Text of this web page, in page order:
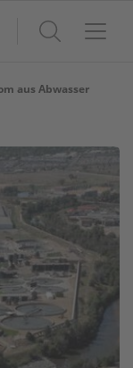
aus Abwasser